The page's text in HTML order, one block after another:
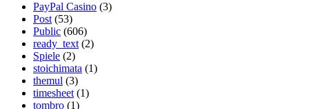
PayPal Casino (3)
Post (53)
Public (606)
ready_text (2)
Spiele (2)
stoichimata (1)
themul (3)
timesheet (1)
tombro (1)